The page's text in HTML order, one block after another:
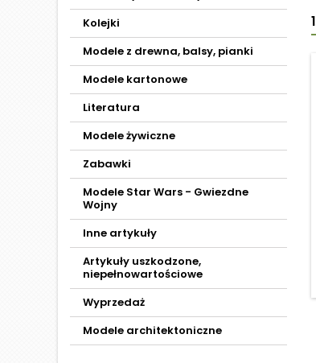
Kolejki
Modele z drewna, balsy, pianki
Modele kartonowe
Literatura
Modele żywiczne
Zabawki
Modele Star Wars - Gwiezdne
Wojny
Inne artykuły
Artykuły uszkodzone,
niepełnowartościowe
Wyprzedaż
Modele architektoniczne